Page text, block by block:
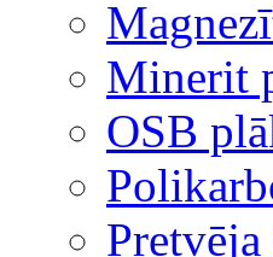
Minerit
OSB
Pretvēja